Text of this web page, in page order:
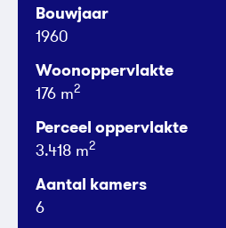
Bouwjaar
1960
Woonoppervlakte
176 m2
Perceel oppervlakte
3.418 m2
Aantal kamers
6